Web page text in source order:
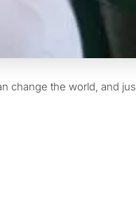
change the world, and